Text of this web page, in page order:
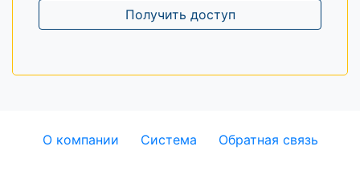
Получить доступ
О компании Система Обратная связь